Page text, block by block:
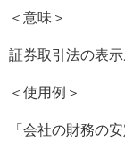
＜意味＞
証券取引法の表
＜使用例＞
「会社の財務の